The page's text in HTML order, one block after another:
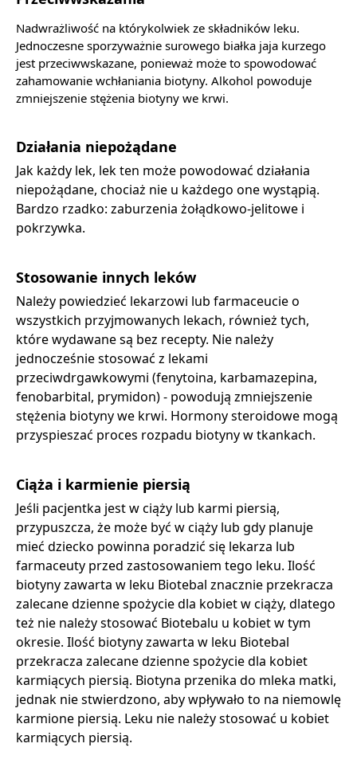
Nadwrażliwość na którykolwiek ze składników leku.
Jednoczesne sporzyważnie surowego białka jaja kurzego
jest przeciwwskazane, ponieważ może to spowodować
zahamowanie wchłaniania biotyny. Alkohol powoduje
zmniejszenie stężenia biotyny we krwi.
Działania niepożądane
Jak każdy lek, lek ten może powodować działania
niepożądane, chociaż nie u każdego one wystąpią.
Bardzo rzadko: zaburzenia żołądkowo-jelitowe i
pokrzywka.
Stosowanie innych leków
Należy powiedzieć lekarzowi lub farmaceucie o
wszystkich przyjmowanych lekach, również tych,
które wydawane są bez recepty. Nie należy
jednocześnie stosować z lekami
przeciwdrgawkowymi (fenytoina, karbamazepina,
fenobarbital, prymidon) - powodują zmniejszenie
stężenia biotyny we krwi. Hormony steroidowe mogą
przyspieszać proces rozpadu biotyny w tkankach.
Ciąża i karmienie piersią
Jeśli pacjentka jest w ciąży lub karmi piersią,
przypuszcza, że może być w ciąży lub gdy planuje
mieć dziecko powinna poradzić się lekarza lub
farmaceuty przed zastosowaniem tego leku. Ilość
biotyny zawarta w leku Biotebal znacznie przekracza
zalecane dzienne spożycie dla kobiet w ciąży, dlatego
też nie należy stosować Biotebalu u kobiet w tym
okresie. Ilość biotyny zawarta w leku Biotebal
przekracza zalecane dzienne spożycie dla kobiet
karmiących piersią. Biotyna przenika do mleka matki,
jednak nie stwierdzono, aby wpływało to na niemowlę
karmione piersią. Leku nie należy stosować u kobiet
karmiących piersią.